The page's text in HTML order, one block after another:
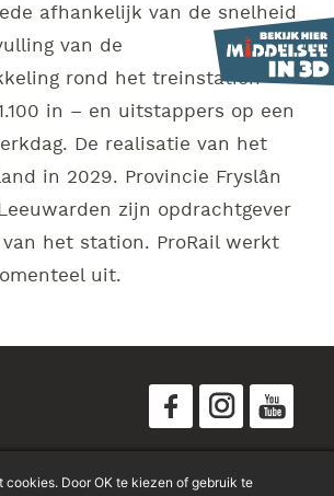
afhankelijk van de snelheid
van de
rond het treinstation –
in – en uitstappers op een
De realisatie van het
in 2029. Provincie Fryslân
zijn opdrachtgever
het station. ProRail werkt
uit.
cookies. Door OK te kiezen of gebruik te